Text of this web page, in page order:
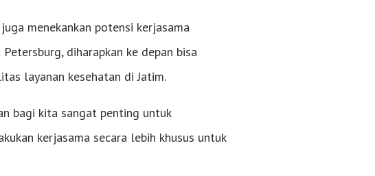
menekankan potensi kerjasama
diharapkan ke depan bisa
layanan kesehatan di Jatim.
bagi kita sangat penting untuk
kerjasama secara lebih khusus untuk